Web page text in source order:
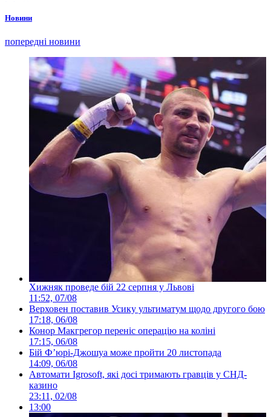
Новини
попередні новини
Хижняк проведе бій 22 серпня у Львові
11:52, 07/08
Верховен поставив Усику ультиматум щодо другого бою
17:18, 06/08
Конор Макгрегор переніс операцію на коліні
17:15, 06/08
Бій Ф’юрі-Джошуа може пройти 20 листопада
14:09, 06/08
Автомати Igrosoft, які досі тримають гравців у СНД-
казино
23:11, 02/08
13:00